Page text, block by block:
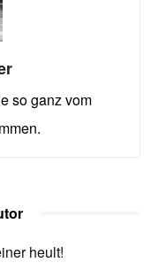
so ganz vom
heult!